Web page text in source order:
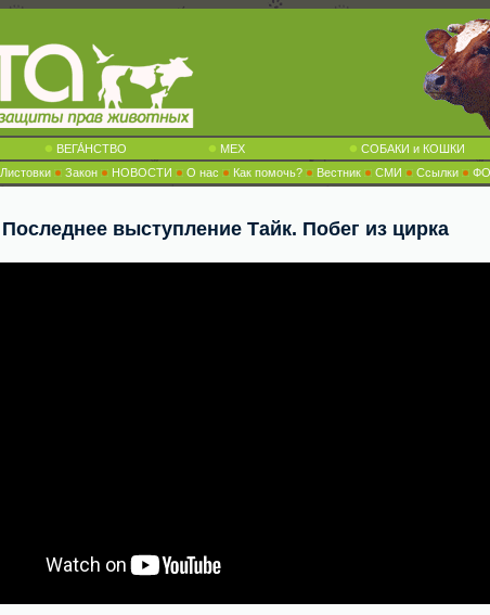
ВЕГА́НСТВО МЕХ СОБАКИ и КОШКИ
Листовки Закон НОВОСТИ О нас Как помочь? Вестник СМИ Ссылки
Последнее выступление Тайк. Побег из цирка